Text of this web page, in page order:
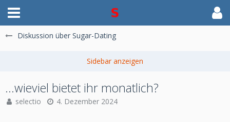
Diskussion über Sugar-Dating
...wieviel bietet ihr monatlich?
selectio 4. Dezember 2024